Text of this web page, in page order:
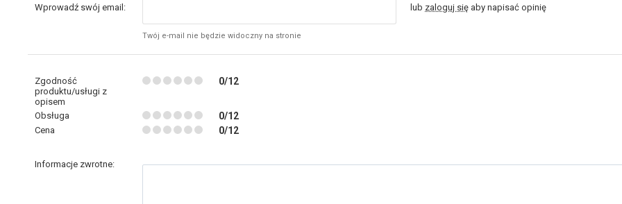
Wprowadź swój email:
Twój e-mail nie będzie widoczny na stronie
lub zaloguj się aby napisać opinię
Zgodność
produktu/usługi z
opisem
0/12
Obsługa 0/12
Cena 0/12
Informacje zwrotne: